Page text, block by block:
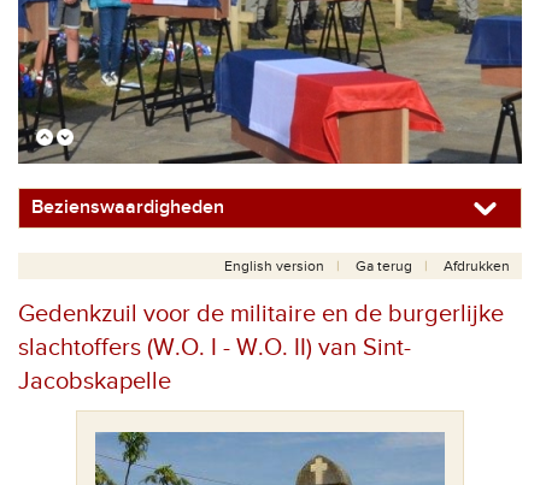
Bezienswaardigheden
English version Ga terug Afdrukken
Gedenkzuil voor de militaire en de burgerlijke
slachtoffers (W.O. I - W.O. II) van Sint-
Jacobskapelle